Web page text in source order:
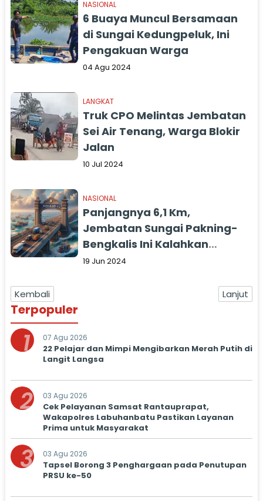
NASIONAL
6 Buaya Muncul Bersamaan
di Sungai Kedungpeluk, Ini
Pengakuan Warga
04 Agu 2024
LANGKAT
Truk CPO Melintas Jembatan
Sei Air Tenang, Warga Blokir
Jalan
10 Jul 2024
NASIONAL
Panjangnya 6,1 Km,
Jembatan Sungai Pakning-
Bengkalis Ini Kalahkan
Suramadu
19 Jun 2024
Kembali Lanjut
Terpopuler
1 07 Agu 2026
22 Pelajar dan Mimpi Mengibarkan Merah Putih di
Langit Langsa
2 03 Agu 2026
Cek Pelayanan Samsat Rantauprapat,
Wakapolres Labuhanbatu Pastikan Layanan
Prima untuk Masyarakat
3 03 Agu 2026
Tapsel Borong 3 Penghargaan pada Penutupan
PRSU ke-50